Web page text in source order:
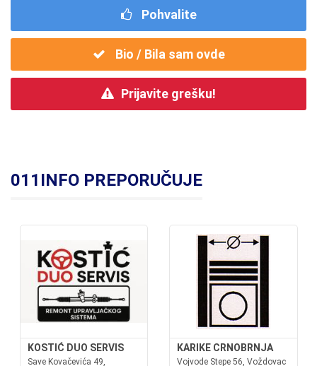
Pohvalite
Bio / Bila sam ovde
Prijavite grešku!
011INFO PREPORUČUJE
KOSTIĆ DUO SERVIS
Save Kovačevića 49,
KARIKE CRNOBRNJA
Vojvode Stepe 56, Voždovac